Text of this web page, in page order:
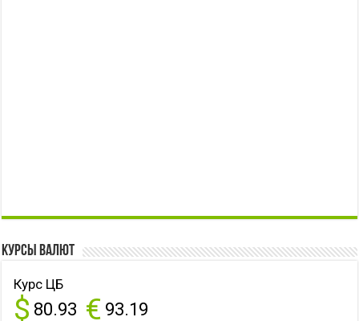
Курсы валют
Курс ЦБ
$ 80.93 € 93.19